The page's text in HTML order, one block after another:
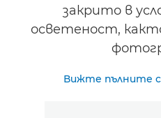
закрито в
осветеност,
Вижте пълните